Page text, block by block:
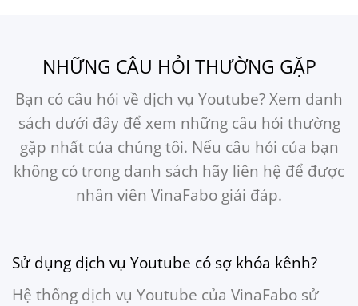
NHỮNG CÂU HỎI THƯỜNG GẶP
Bạn có câu hỏi về dịch vụ Youtube? Xem danh
sách dưới đây để xem những câu hỏi thường
gặp nhất của chúng tôi. Nếu câu hỏi của bạn
không có trong danh sách hãy liên hệ để được
nhân viên VinaFabo giải đáp.
Sử dụng dịch vụ Youtube có sợ khóa kênh?
Hệ thống dịch vụ Youtube của VinaFabo sử